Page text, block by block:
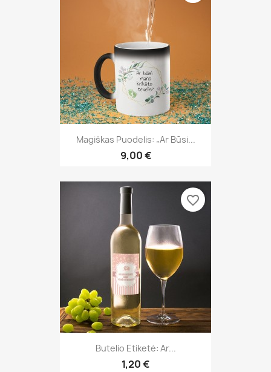
Magiškas Puodelis: „Ar Būsi...
9,00 €
Butelio Etiketė: Ar...
1,20 €
favorite_border